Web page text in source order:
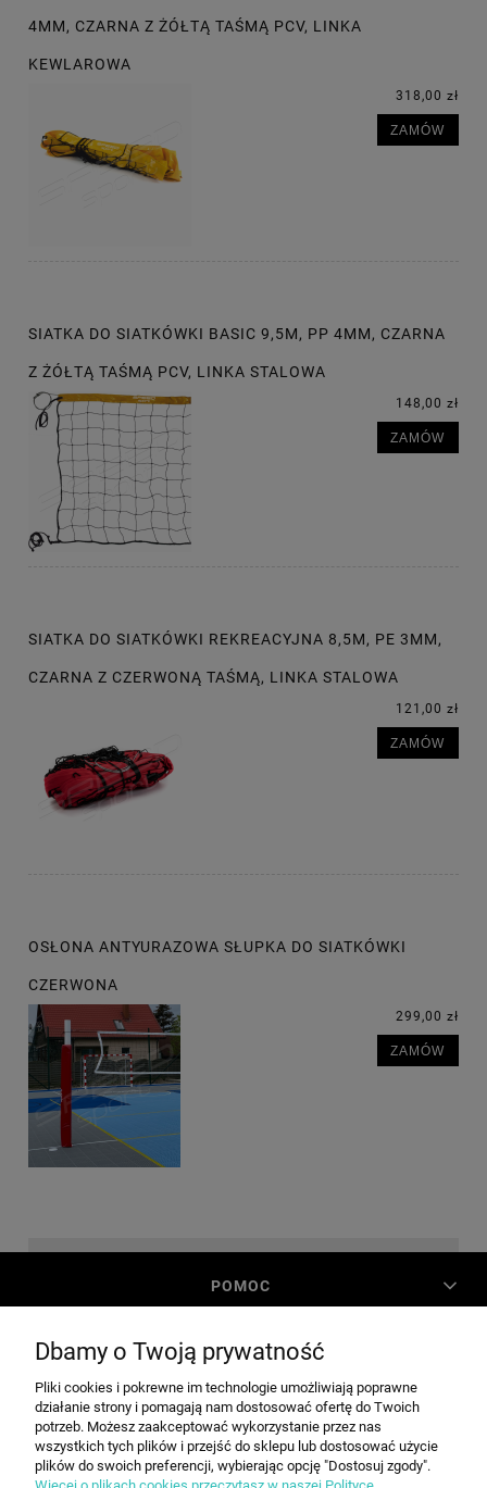
4MM, CZARNA Z ŻÓŁTĄ TAŚMĄ PCV, LINKA
KEWLAROWA
318,00 zł
ZAMÓW
SIATKA DO SIATKÓWKI BASIC 9,5M, PP 4MM, CZARNA
Z ŻÓŁTĄ TAŚMĄ PCV, LINKA STALOWA
148,00 zł
ZAMÓW
SIATKA DO SIATKÓWKI REKREACYJNA 8,5M, PE 3MM,
CZARNA Z CZERWONĄ TAŚMĄ, LINKA STALOWA
121,00 zł
ZAMÓW
OSŁONA ANTYURAZOWA SŁUPKA DO SIATKÓWKI
CZERWONA
299,00 zł
ZAMÓW
POMOC
MOJE KONTO
PŁATNOŚCI I DOSTAWA
Dbamy o Twoją prywatność
Pliki cookies i pokrewne im technologie umożliwiają poprawne
działanie strony i pomagają nam dostosować ofertę do Twoich
potrzeb. Możesz zaakceptować wykorzystanie przez nas
wszystkich tych plików i przejść do sklepu lub dostosować użycie
plików do swoich preferencji, wybierając opcję "Dostosuj zgody".